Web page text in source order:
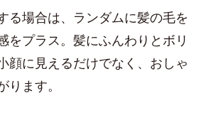
る場合は、ランダムに髪の毛を
をプラス。髪にふんわりとボリ
顔に見えるだけでなく、おしゃ
ます。